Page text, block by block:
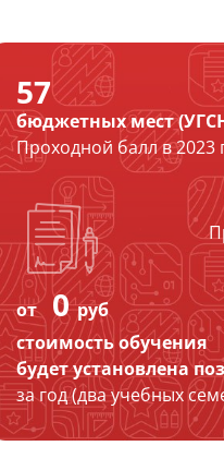
57
бюджетных мест
Проходной балл в 2023
от 0руб
стоимость обучения
будет установлена
за год (два учебных